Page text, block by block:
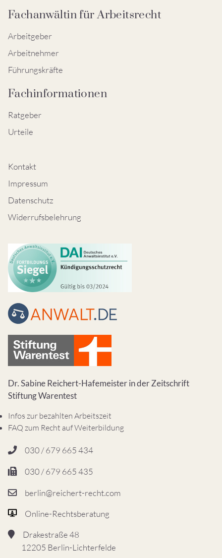
Fachanwältin für Arbeitsrecht
Arbeitgeber
Arbeitnehmer
Führungskräfte
Fachinformationen
Ratgeber
Urteile
Kontakt
Impressum
Datenschutz
Widerrufsbelehrung
Dr. Sabine Reichert-Hafemeister in der Zeitschrift
Stiftung Warentest
Infos zur bezahlten Arbeitszeit
FAQ zum Recht auf Weiterbildung
030 / 679 665 434
030 / 679 665 435
berlin@reichert-recht.com
Online-Rechtsberatung
Drakestraße 48
12205 Berlin-Lichterfelde